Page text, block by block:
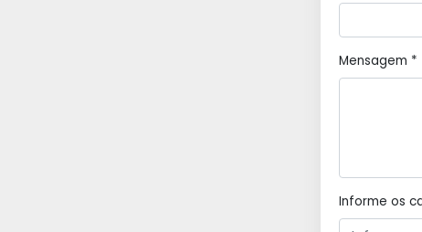
Mensagem *
Informe os